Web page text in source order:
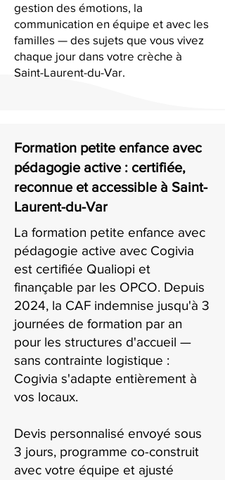
gestion des émotions, la
communication en équipe et avec les
familles — des sujets que vous vivez
chaque jour dans votre crèche à
Saint-Laurent-du-Var.
Formation petite enfance avec
pédagogie active : certifiée,
reconnue et accessible à Saint-
Laurent-du-Var
La formation petite enfance avec
pédagogie active avec Cogivia
est certifiée Qualiopi et
finançable par les OPCO. Depuis
2024, la CAF indemnise jusqu'à 3
journées de formation par an
pour les structures d'accueil —
sans contrainte logistique :
Cogivia s'adapte entièrement à
vos locaux.
Devis personnalisé envoyé sous
3 jours, programme co-construit
avec votre équipe et ajusté